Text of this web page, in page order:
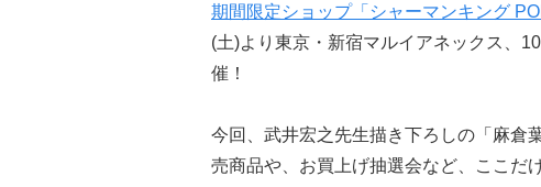
期間限定ショップ「シャーマンキング
(土)より東京・新宿マルイアネックス、
催！
今回、武井宏之先生描き下ろしの「麻倉
売商品や、お買上げ抽選会など、ここだ